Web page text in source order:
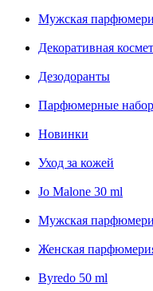
Мужская
Декоративная
Дезодоранты
Парфюмерные
Новинки
Уход за кожей
Jo Malone 30 ml
Мужская
Женская
Byredo 50 ml